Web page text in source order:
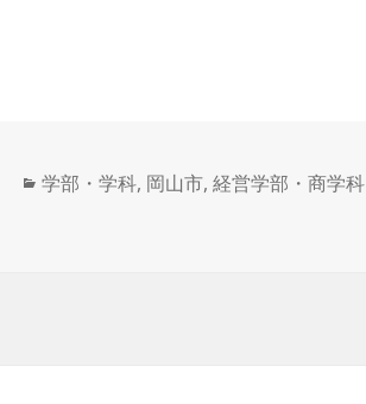
カ
学部・学科, 岡山市,経営学部・商学科